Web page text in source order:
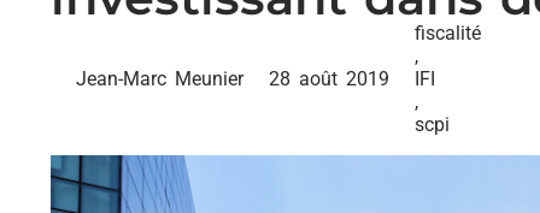
Jean-Marc Meunier 28 août 2019
fiscalité
,
IFI
,
scpi